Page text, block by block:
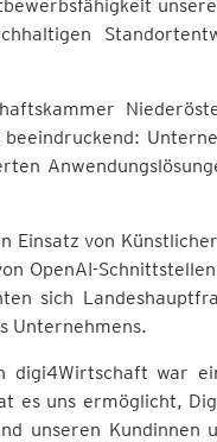
Einsatz von
OpenAI-
sich
Unternehmens.
digi4Wirtschaft war
es uns ermöglicht,
unseren Kundinnen